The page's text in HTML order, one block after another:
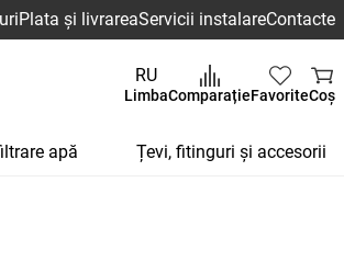
Plata și livrareaServicii instalareContacte
RU
LimbaComparațieFavoriteCoș
apă Țevi, fitinguri și accesorii